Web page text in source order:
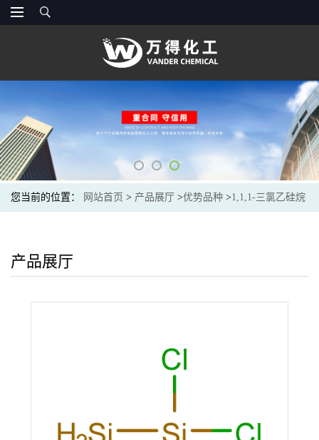
您当前的位置： 网站首页 > 产品展厅 >优势品种 >1,1,1-三氯乙硅烷
产品展厅